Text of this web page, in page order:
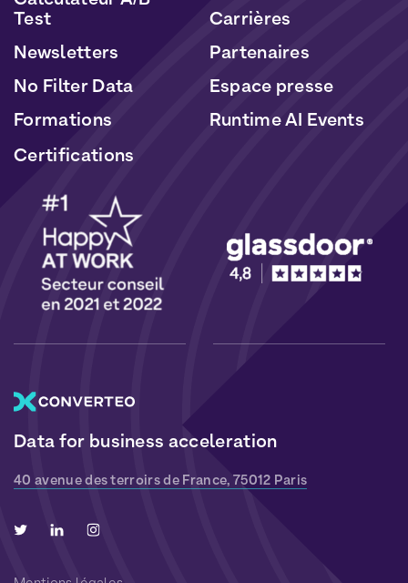
Data for business acceleration
40 avenue des terroirs de France, 75012 Paris
Test
Newsletters
No Filter Data
Formations
Carrières
Partenaires
Espace presse
Runtime AI Events
Certifications